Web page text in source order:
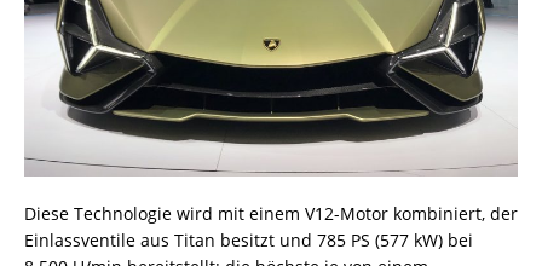
Diese Technologie wird mit einem V12-Motor kombiniert, der
Einlassventile aus Titan besitzt und 785 PS (577 kW) bei